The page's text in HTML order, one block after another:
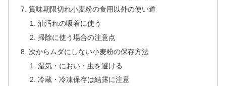
賞味期限切れ小麦粉の食用以外の使い道
油汚れの吸着に使う
掃除に使う場合の注意点
次からムダにしない小麦粉の保存方法
湿気・におい・虫を避ける
冷蔵・冷凍保存は結露に注意